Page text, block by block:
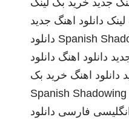
جدید خرید بک لینک
دانلود اهنگ جدید
Spanish دانلود
دانلود اهنگ دانلود
دانلود اهنگ خرید بک
Spanish Shadowing
فارسی دانلود